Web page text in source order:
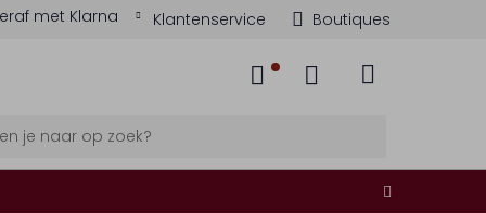
met Klarna Klantenservice Boutiques